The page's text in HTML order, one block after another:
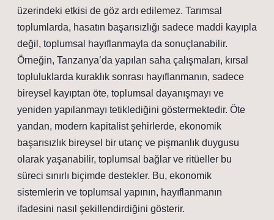
üzerindeki etkisi de göz ardı edilemez. Tarımsal
toplumlarda, hasatın başarısızlığı sadece maddi kayıpla
değil, toplumsal hayıflanmayla da sonuçlanabilir.
Örneğin, Tanzanya’da yapılan saha çalışmaları, kırsal
topluluklarda kuraklık sonrası hayıflanmanın, sadece
bireysel kayıptan öte, toplumsal dayanışmayı ve
yeniden yapılanmayı tetiklediğini göstermektedir. Öte
yandan, modern kapitalist şehirlerde, ekonomik
başarısızlık bireysel bir utanç ve pişmanlık duygusu
olarak yaşanabilir, toplumsal bağlar ve ritüeller bu
süreci sınırlı biçimde destekler. Bu, ekonomik
sistemlerin ve toplumsal yapının, hayıflanmanın
ifadesini nasıl şekillendirdiğini gösterir.